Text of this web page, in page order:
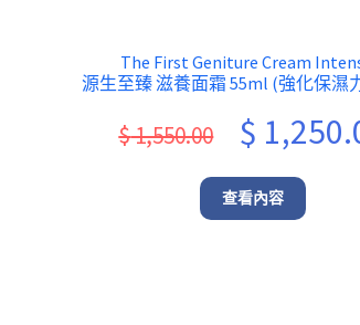
The First Geniture Cream
源生至臻 滋養面霜 55ml (強化保濕
$1,550.00
Original
price
was:
$ 1,550.00.
$
查看內容